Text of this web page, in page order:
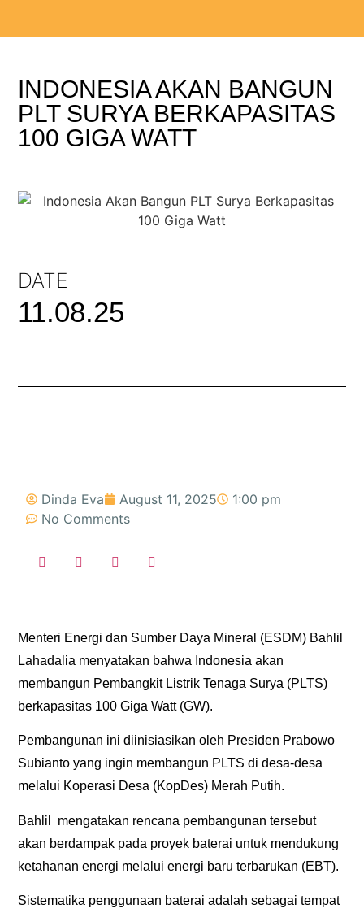
INDONESIA AKAN BANGUN
PLT SURYA BERKAPASITAS
100 GIGA WATT
DATE
11.08.25
Dinda Eva August 11, 2025
1:00 pm
No Comments
Menteri Energi dan Sumber Daya Mineral (ESDM) Bahlil
Lahadalia menyatakan bahwa Indonesia akan
membangun Pembangkit Listrik Tenaga Surya (PLTS)
berkapasitas 100 Giga Watt (GW).
Pembangunan ini diinisiasikan oleh Presiden Prabowo
Subianto yang ingin membangun PLTS di desa-desa
melalui Koperasi Desa (KopDes) Merah Putih.
Bahlil mengatakan rencana pembangunan tersebut
akan berdampak pada proyek baterai untuk mendukung
ketahanan energi melalui energi baru terbarukan (EBT).
Sistematika penggunaan baterai adalah sebagai tempat